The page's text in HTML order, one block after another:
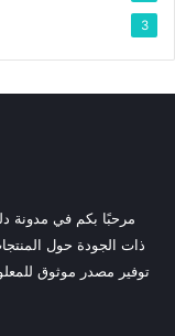
3
مرحبًا بكم في مدونة
ذات الجودة حول
توفير مصدر موثوق